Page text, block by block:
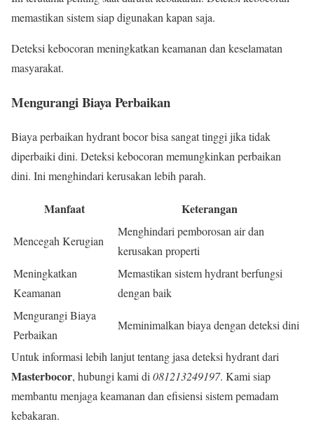
memastikan sistem siap digunakan kapan saja.
Deteksi kebocoran meningkatkan keamanan dan keselamatan
masyarakat.
Mengurangi Biaya Perbaikan
Biaya perbaikan hydrant bocor bisa sangat tinggi jika tidak
diperbaiki dini. Deteksi kebocoran memungkinkan perbaikan
dini. Ini menghindari kerusakan lebih parah.
Manfaat Keterangan
Mencegah Kerugian
Menghindari pemborosan air dan
kerusakan properti
Meningkatkan
Keamanan
Memastikan sistem hydrant berfungsi
dengan baik
Mengurangi Biaya
Perbaikan
Meminimalkan biaya dengan deteksi dini
Untuk informasi lebih lanjut tentang jasa deteksi hydrant dari
Masterbocor, hubungi kami di 081213249197. Kami siap
membantu menjaga keamanan dan efisiensi sistem pemadam
kebakaran.